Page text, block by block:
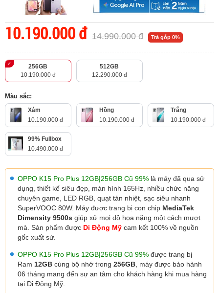
10.190.000 đ 14.990.000 đ Trả góp 0%
256GB
10.190.000 đ
512GB
12.290.000 đ
Màu sắc:
Xám
10.190.000 đ
Hồng
10.190.000 đ
Trắng
10.190.000 đ
99% Fullbox
10.490.000 đ
OPPO K15 Pro Plus 12GB|256GB Cũ 99% là máy đã qua sử
dụng, thiết kế siêu đẹp, màn hình 165Hz, nhiều chức năng
chuyên game, LED RGB, quạt tản nhiệt, sạc siêu nhanh
SuperVOOC 80W. Máy được trang bị con chip MediaTek
Dimensity 9500s giúp xử mọi đồ họa nặng một cách mượt
mà. Sản phẩm được Di Động Mỹ cam kết 100% về nguồn
gốc xuất sứ.
OPPO K15 Pro Plus 12GB|256GB Cũ 99% được trang bị
Ram 12GB cùng bộ nhớ trong 256GB , máy được bảo hành
06 tháng mang đến sự an tâm cho khách hàng khi mua hàng
tại Di Động Mỹ.